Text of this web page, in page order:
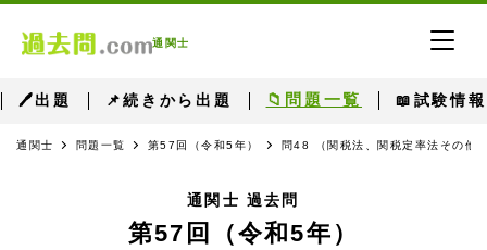
通関士
🖊出題 📌続きから出題 📁問題一覧 📖試験情報
通関士 問題一覧 第57回（令和5年） 問48 （関税法、関税定率法その他
通関士 過去問
第57回（令和5年）